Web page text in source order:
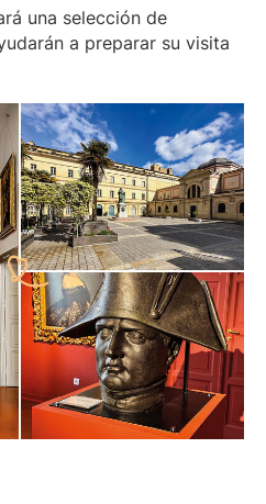
una selección de
a preparar su visita